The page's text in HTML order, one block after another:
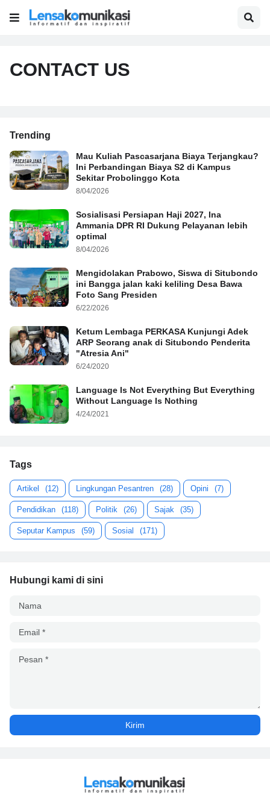
CONTACT US
Trending
Mau Kuliah Pascasarjana Biaya Terjangkau?
Ini Perbandingan Biaya S2 di Kampus
Sekitar Probolinggo Kota
8/04/2026
Sosialisasi Persiapan Haji 2027, Ina
Ammania DPR RI Dukung Pelayanan lebih
optimal
8/04/2026
Mengidolakan Prabowo, Siswa di Situbondo
ini Bangga jalan kaki keliling Desa Bawa
Foto Sang Presiden
6/22/2026
Ketum Lembaga PERKASA Kunjungi Adek
ARP Seorang anak di Situbondo Penderita
"Atresia Ani"
6/24/2020
Language Is Not Everything But Everything
Without Language Is Nothing
4/24/2021
Tags
Artikel (12) Lingkungan Pesantren (28) Opini (7)
Pendidikan (118) Politik (26) Sajak (35)
Seputar Kampus (59) Sosial (171)
Hubungi kami di sini